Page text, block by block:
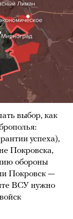
выбор, как
успеха),
Покровска,
обороны
Покровск —
ВСУ нужно